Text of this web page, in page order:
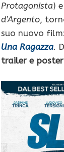
Protagonista)
d’Argento,
suo nuovo film:
Una Ragazza.
trailer e